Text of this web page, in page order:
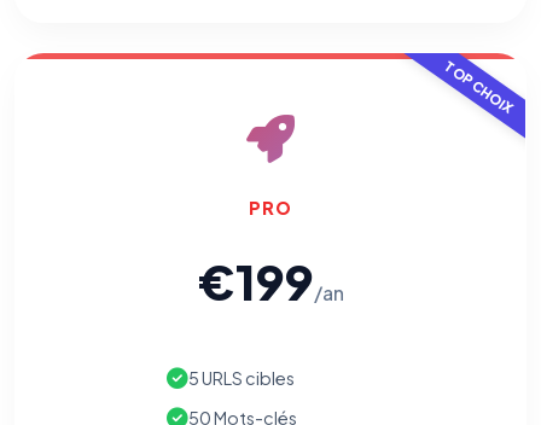
TOP CHOIX
PRO
€199/an
5 URLS cibles
50 Mots-clés